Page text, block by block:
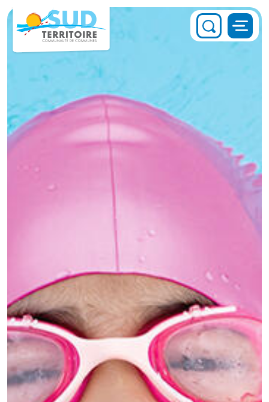
Panneau de gestion des cookies